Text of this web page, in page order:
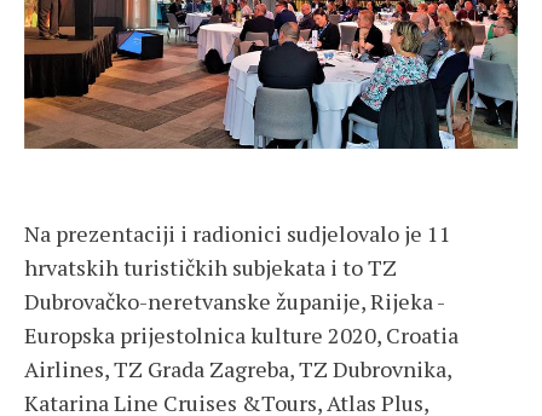
Na prezentaciji i radionici sudjelovalo je 11
hrvatskih turističkih subjekata i to TZ
Dubrovačko-neretvanske županije, Rijeka -
Europska prijestolnica kulture 2020, Croatia
Airlines, TZ Grada Zagreba, TZ Dubrovnika,
Katarina Line Cruises &Tours, Atlas Plus,